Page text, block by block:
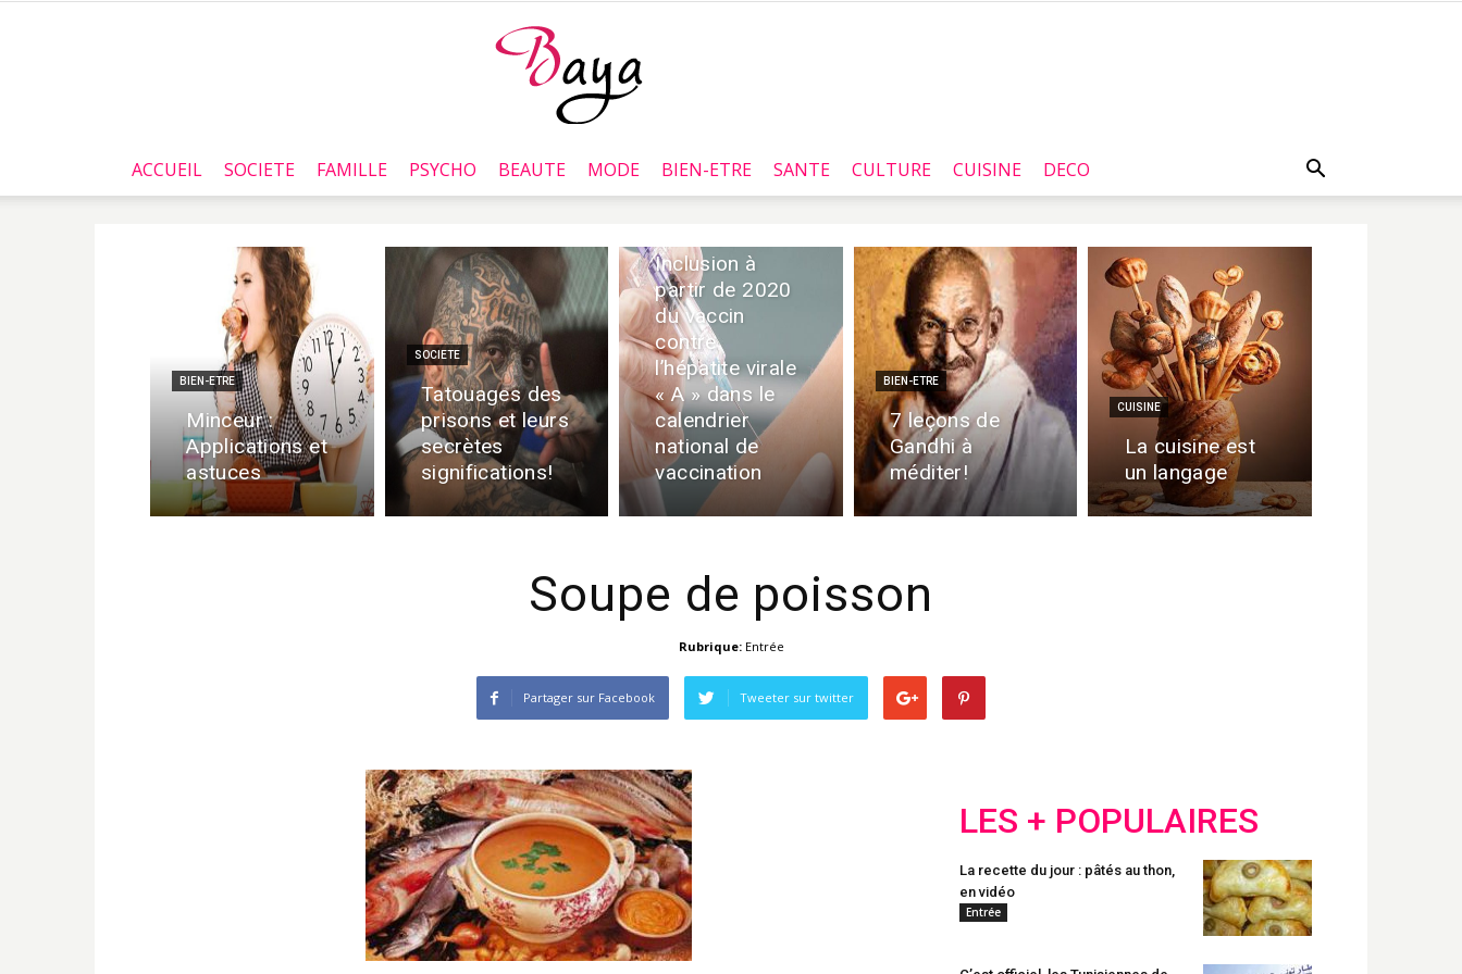
Baya.tn
ACCUEIL SOCIETE FAMILLE PSYCHO BEAUTE MODE BIEN-ETRE SANTE CULTURE CUISINE DECO
BIEN-ETRE
Minceur :
Applications et
astuces
SOCIETE
Tatouages des
prisons et leurs
secrètes
significations!
Inclusion à
partir de 2020
du vaccin
contre
l’hépatite virale
« A » dans le
calendrier
national de
vaccination
BIEN-ETRE
7 leçons de
Gandhi à
méditer!
CUISINE
La cuisine est
un langage
Soupe de poisson
Rubrique: Entrée
Partager sur Facebook Tweeter sur twitter
LES + POPULAIRES
La recette du jour : pâtés au thon,
en vidéo
Entrée